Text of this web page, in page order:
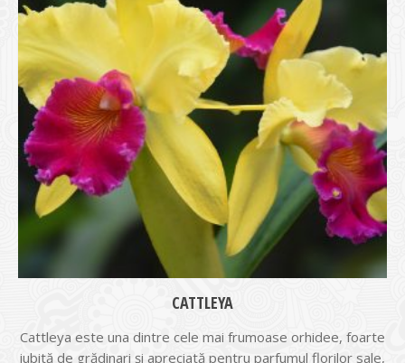
CATTLEYA
Cattleya este una dintre cele mai frumoase orhidee, foarte
iubită de grădinari și apreciată pentru parfumul florilor sale,